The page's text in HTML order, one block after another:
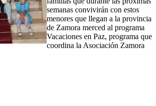
semanas convivirán con estos
menores que llegan a la provincia
de Zamora merced al programa
Vacaciones en Paz, programa que
coordina la Asociación Zamora